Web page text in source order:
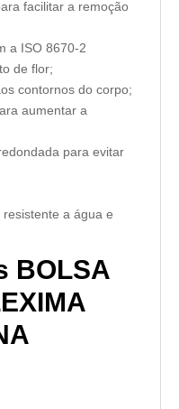
facilitar a remoção
a ISO 8670-2
de flor;
contornos do corpo;
aumentar a
para evitar
a água e
BOLSA